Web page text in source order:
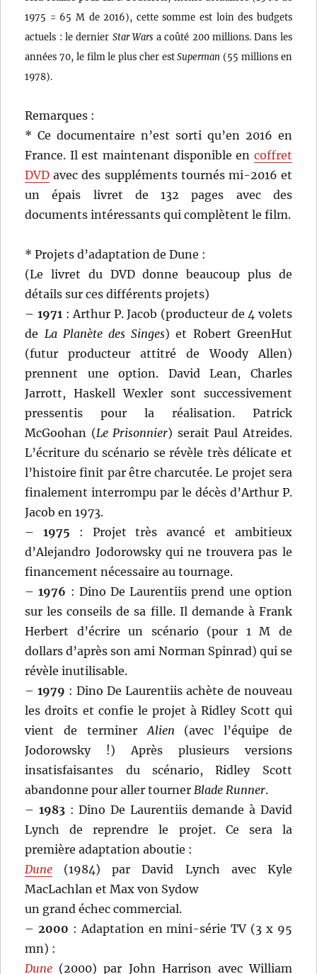
1975 = 65 M de 2016), cette somme est loin des budgets
actuels : le dernier Star Wars a coûté 200 millions. Dans les
années 70, le film le plus cher estSuperman (55 millions en
1978).
Remarques :
* Ce documentaire n’est sorti qu’en 2016 en
France. Il est maintenant disponible en coffret
DVD avec des suppléments tournés mi-2016 et
un épais livret de 132 pages avec des
documents intéressants qui complètent le film.
* Projets d’adaptation de Dune :
(Le livret du DVD donne beaucoup plus de
détails sur ces différents projets)
– 1971 : Arthur P. Jacob (producteur de 4 volets
de La Planète des Singes) et Robert GreenHut
(futur producteur attitré de Woody Allen)
prennent une option. David Lean, Charles
Jarrott, Haskell Wexler sont successivement
pressentis pour la réalisation. Patrick
McGoohan (Le Prisonnier) serait Paul Atreides.
L’écriture du scénario se révèle très délicate et
l’histoire finit par être charcutée. Le projet sera
finalement interrompu par le décès d’Arthur P.
Jacob en 1973.
–1975 : Projet très avancé et ambitieux
d’Alejandro Jodorowsky qui ne trouvera pas le
financement nécessaire au tournage.
–1976 : Dino De Laurentiis prend une option
sur les conseils de sa fille. Il demande à Frank
Herbert d’écrire un scénario (pour 1 M de
dollars d’après son ami Norman Spinrad) qui se
révèle inutilisable.
–1979 : Dino De Laurentiis achète de nouveau
les droits et confie le projet à Ridley Scott qui
vient de terminerAlien (avec l’équipe de
Jodorowsky !) Après plusieurs versions
insatisfaisantes du scénario, Ridley Scott
abandonne pour aller tournerBlade Runner.
– 1983 : Dino De Laurentiis demande à David
Lynch de reprendre le projet. Ce sera la
première adaptation aboutie :
Dune (1984) par David Lynch avec Kyle
MacLachlan et Max von Sydow
un grand échec commercial.
–2000 : Adaptation en mini-série TV (3 x 95
mn) :
Dune (2000) par John Harrison avec William